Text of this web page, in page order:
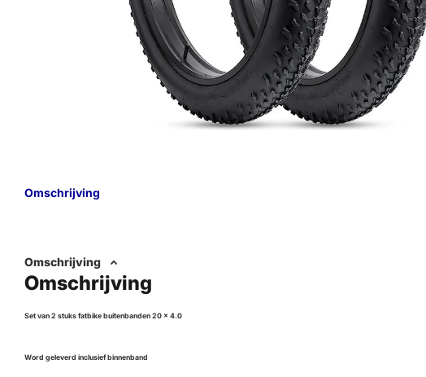
Omschrijving
Omschrijving
Omschrijving
Set van 2 stuks fatbike buitenbanden 20 x 4.0
Word geleverd inclusief binnenband